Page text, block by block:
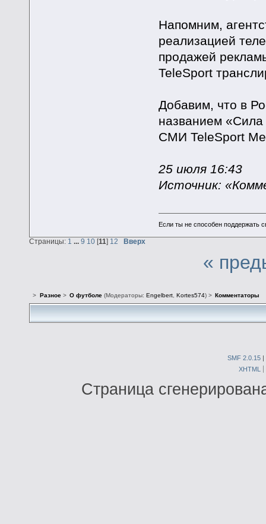
Напомним,
реализацией
продажей
TeleSport
Добавим, что в
названием
СМИ TeleSport
25 июля 16:43
Источник:
Если ты не способен поддержать
Страницы: 1 ... 9 10 [11] 12 Вверх
«
> Разное> О футболе(Модераторы: Engelbert, Kortes574) > Комментаторы
SMF 2.0.15 |
XHTML
Страница